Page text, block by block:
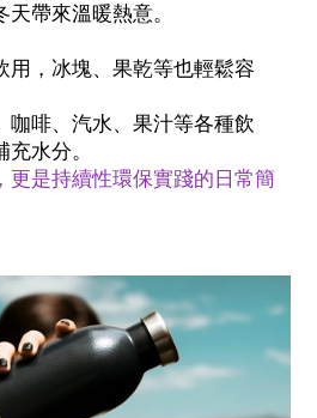
帶來溫暖熱意。
，冰塊、果乾等也輕鬆容
咖啡、汽水、果汁等各種飲
水分。
更是持續性環保實踐的日常簡